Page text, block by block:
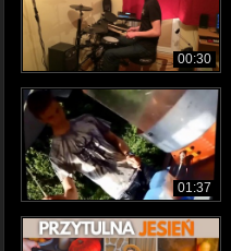
00:30
01:37